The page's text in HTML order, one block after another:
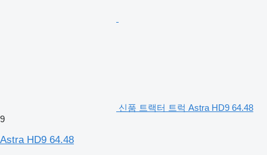
신품 트랙터 트럭 Astra HD9 64.48
9
Astra HD9 64.48